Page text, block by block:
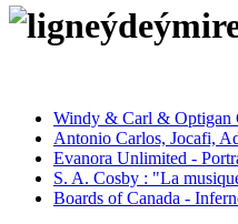
Windy & Carl & Optigan
Antonio Carlos, Jocafi,
Evanora Unlimited -
S. A. Cosby : "La
Boards of Canada -